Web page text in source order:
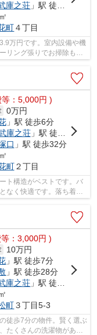
庫之荘 」駅 徒歩20分
町４丁目
万円です。室内設備や機
リング張りでお掃除も快
：5,000円 )
0万円
」駅 徒歩6分
庫之荘」駅 徒歩21分
口 」駅 徒歩32分
町２丁目
ト構造がベストです。バ
なく快適です。落ち着き
：3,000円 )
10万円
」駅 徒歩7分
」駅 徒歩28分
庫之荘 」駅 徒歩30分
町３丁目5-3
徒歩7分の物件。賢く選ぶ
たくさんの洗濯物があっ